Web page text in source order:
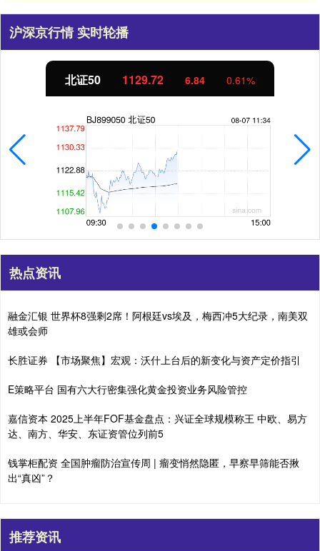
沪深京行情 实时轮播
北证50 1129.72 6.84 0.61%
热点资讯
融金汇银 世界杯8强剩2席！阿根廷vs埃及，梅西冲5大纪录，南美双
雄或会师
长胜证券 【市场聚焦】宏观：沃什上台后的新变化与资产定价指引
E策略平台 国有六大行密集强化黄金投资业务风险管控
嘉信资本 2025上半年FOF基金盘点：兴证全球规模称王 中欧、易方
达、南方、华安、东证资管位列前5
钱掌柜配资 全国肿瘤防治宣传周 | 瘤变悄然隐匿，早察早筛能否揪
出“真凶”？
推荐资讯